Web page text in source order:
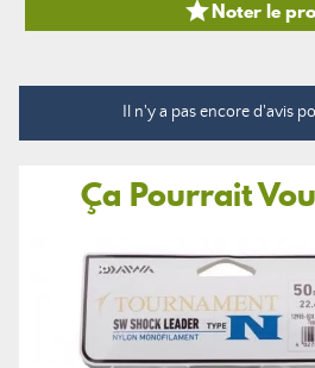
Noter le
Il n'y a pas encore d'avis
Ça Pourrait